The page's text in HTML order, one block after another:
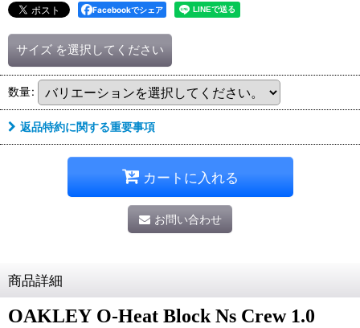
Facebookでシェア
サイズ を選択してください
数量:
返品特約に関する重要事項
カートに入れる
お問い合わせ
商品詳細
OAKLEY O-Heat Block Ns Crew 1.0